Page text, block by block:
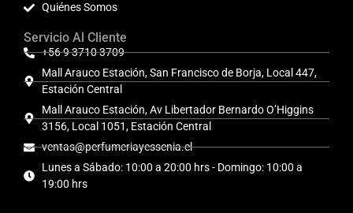
Quiénes Somos
Servicio Al Cliente
+56 9 3710 3709
Mall Arauco Estación, San Francisco de Borja, Local 447,
Estación Central
Mall Arauco Estación, Av Libertador Bernardo O’Higgins
3156, Local 1051, Estación Central
ventas@perfumeriayessenia.cl
Lunes a Sábado: 10:00 a 20:00 hrs - Domingo: 10:00 a
19:00 hrs